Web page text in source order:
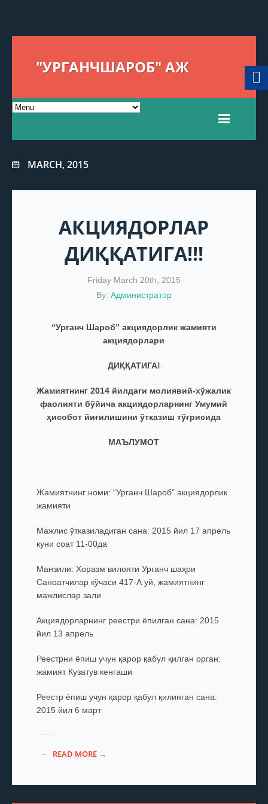
"УРГАНЧШАРОБ" АЖ
MARCH, 2015
АКЦИЯДОРЛАР
ДИҚҚАТИГА!!!
Friday March 20th, 2015
By: Администратор
“Урганч Шароб” акциядорлик жамияти
акциядорлари
ДИҚҚАТИГА!
Жамиятнинг 2014 йилдаги молиявий-хўжалик
фаолияти бўйича акциядорларнинг Умумий
ҳисобот йиғилишини ўтказиш тўғрисида
МАЪЛУМОТ
Жамиятнинг номи: “Урганч Шароб” акциядорлик
жамияти
Мажлис ўтказиладиган сана: 2015 йил 17 апрель
куни соат 11-00да
Манзили: Хоразм вилояти Урганч шаҳри
Саноатчилар кўчаси 417-А уй, жамиятнинг
мажлислар зали
Акциядорларнинг реестри ёпилган сана: 2015
йил 13 апрель
Реестрни ёпиш учун қарор қабул қилган орган:
жамият Кузатув кенгаши
Реестр ёпиш учун қарор қабул қилинган сана:
2015 йил 6 март
READ MORE →